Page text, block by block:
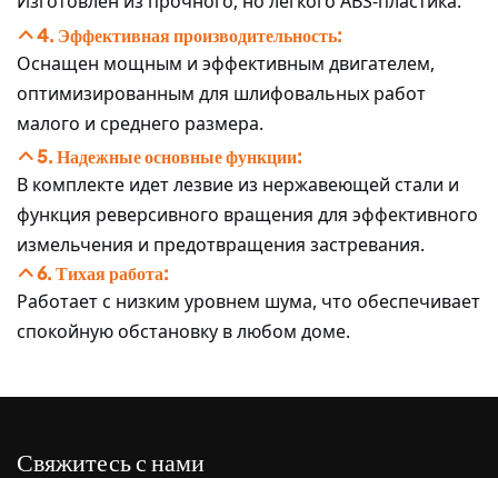
4. Эффективная производительность:
Оснащен мощным и эффективным двигателем,
оптимизированным для шлифовальных работ
малого и среднего размера.
5. Надежные основные функции:
В комплекте идет лезвие из нержавеющей стали и
функция реверсивного вращения для эффективного
измельчения и предотвращения застревания.
6. Тихая работа:
Работает с низким уровнем шума, что обеспечивает
спокойную обстановку в любом доме.
Свяжитесь с нами